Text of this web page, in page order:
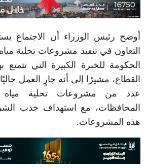
أوضح رئيس الوزراء أن الاجتماع
التعاون في تنفيذ مشروعات تحلية
الحكومة للخبرة الكبيرة التي
القطاع، مشيرًا إلى أنه جارٍ العمل
عدد من مشروعات تحلية
المحافظات، مع استهداف جذب
هذه المشروعات.